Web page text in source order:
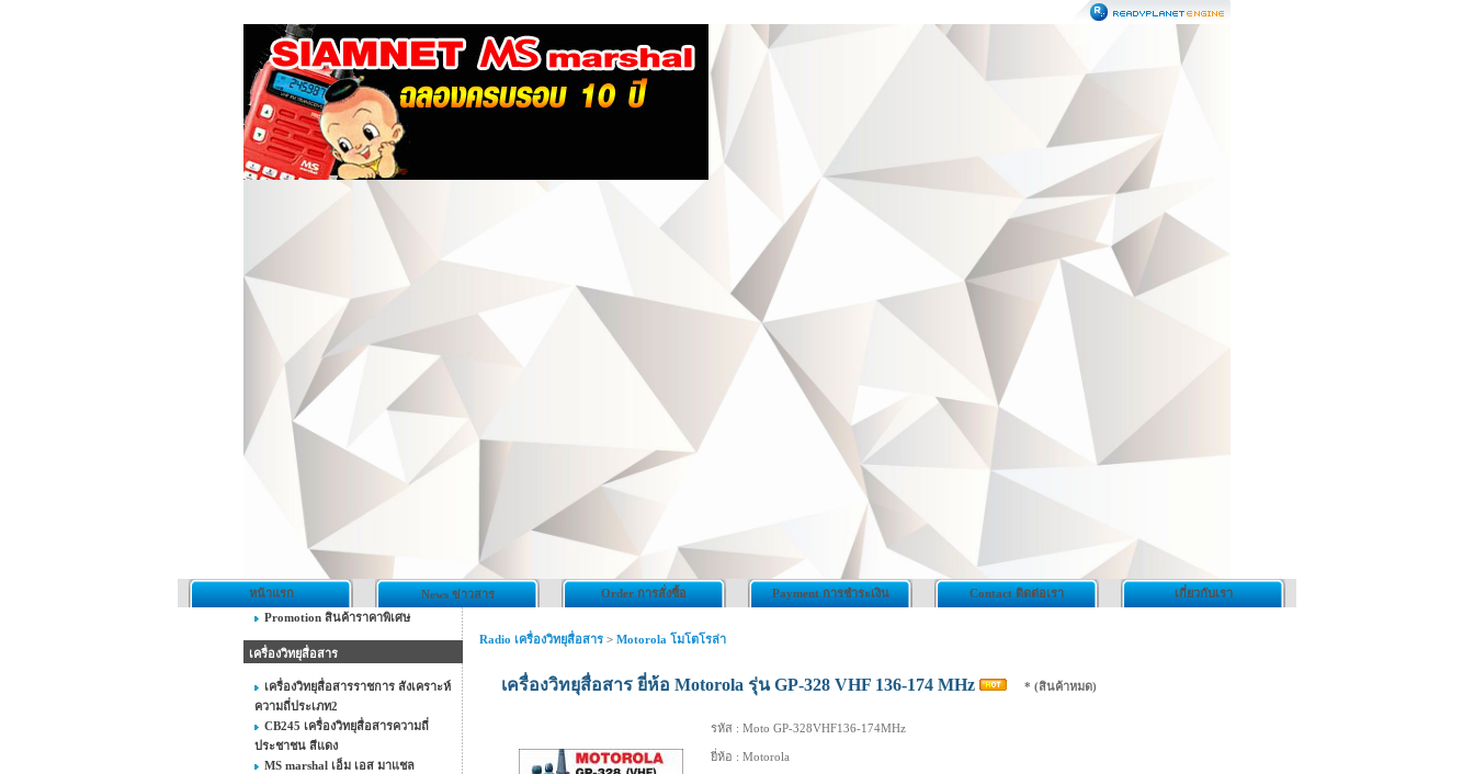
หน้าแรก News ข่าวสาร Order การสั่งซื้อ Payment การชำระเงิน Contact ติดต่อเรา
เกี่ยวกับเรา
Promotion สินค้าราคาพิเศษ
เครื่องวิทยุสื่อสาร
เครื่องวิทยุสื่อสารราชการ สังเคราะห์
ความถี่ประเภท2
CB245 เครื่องวิทยุสื่อสารความถี่
ประชาชน สีแดง
MS marshal เอ็ม เอส มาแชล
Radio เครื่องวิทยุสื่อสาร >Motorola โมโตโรล่า
เครื่องวิทยุสื่อสาร ยี่ห้อ Motorola รุ่น GP-328 VHF 136-174 MHz * (สินค้าหมด)
รหัส : Moto GP-328VHF136-174MHz
ยี่ห้อ : Motorola